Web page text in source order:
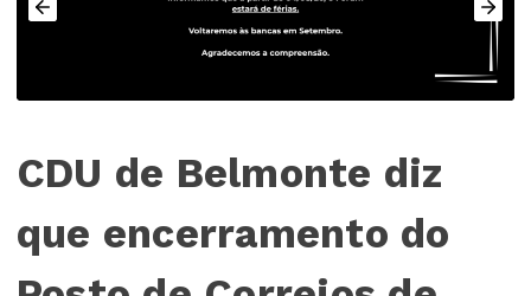
CDU de Belmonte diz
que encerramento do